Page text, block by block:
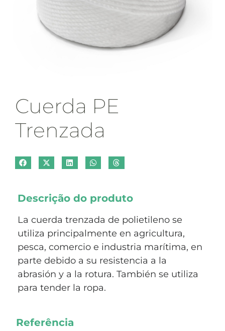
Cuerda PE
Trenzada
Descrição do produto
La cuerda trenzada de polietileno se
utiliza principalmente en agricultura,
pesca, comercio e industria marítima, en
parte debido a su resistencia a la
abrasión y a la rotura. También se utiliza
para tender la ropa.
Referência